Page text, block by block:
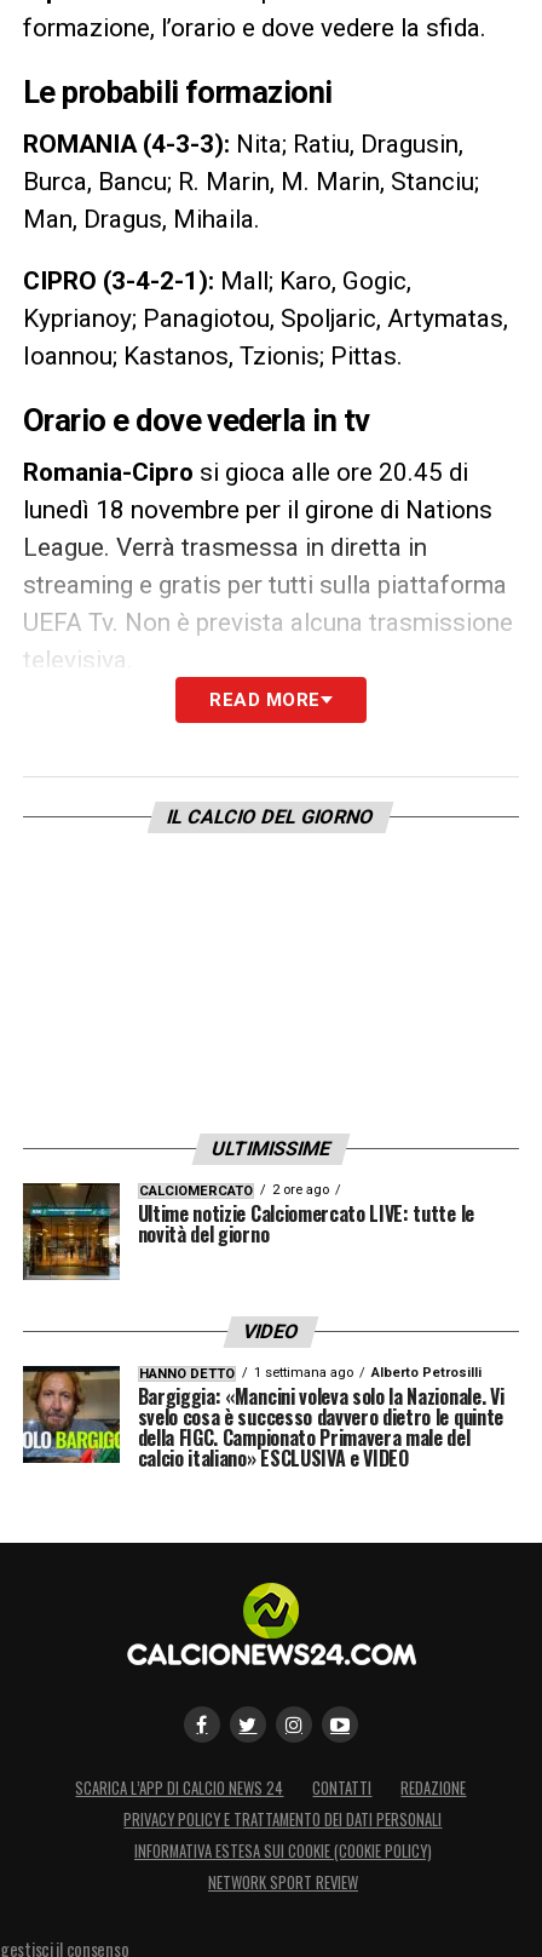
formazione, l’orario e dove vedere la sfida.
Le probabili formazioni
ROMANIA (4-3-3): Nita; Ratiu, Dragusin,
Burca, Bancu; R. Marin, M. Marin, Stanciu;
Man, Dragus, Mihaila.
CIPRO (3-4-2-1): Mall; Karo, Gogic,
Kyprianoy; Panagiotou, Spoljaric, Artymatas,
Ioannou; Kastanos, Tzionis; Pittas.
Orario e dove vederla in tv
Romania-Cipro si gioca alle ore 20.45 di
lunedì 18 novembre per il girone di Nations
League. Verrà trasmessa in diretta in
streaming e gratis per tutti sulla piattaforma
UEFA Tv. Non è prevista alcuna trasmissione
televisiva.
READ MORE
IL CALCIO DEL GIORNO
ULTIMISSIME
CALCIOMERCATO 2 ore ago
Ultime notizie Calciomercato LIVE: tutte le
novità del giorno
VIDEO
HANNO DETTO 1 settimana ago Alberto Petrosilli
Bargiggia: «Mancini voleva solo la Nazionale. Vi
svelo cosa è successo davvero dietro le quinte
della FIGC. Campionato Primavera male del
calcio italiano» ESCLUSIVA e VIDEO
SCARICA L’APP DI CALCIO NEWS 24 CONTATTI
REDAZIONE
PRIVACY POLICY E TRATTAMENTO DEI DATI PERSONALI
INFORMATIVA ESTESA SUI COOKIE (COOKIE POLICY)
NETWORK SPORT REVIEW
gestisci il consenso